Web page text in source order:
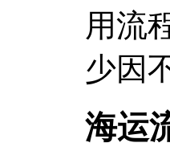
用流
少因
海运